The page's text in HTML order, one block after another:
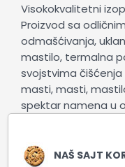
Visokokvalitetni
Proizvod sa
odmašćivanja,
mastilo, termalna
svojstvima čišćenja
masti, masti,
spektar namena u
NAŠ SAJT